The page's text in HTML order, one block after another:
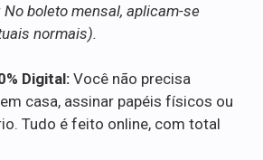
No boleto mensal, aplicam-se
normais).
Digital: Você não precisa
casa, assinar papéis físicos ou
Tudo é feito online, com total